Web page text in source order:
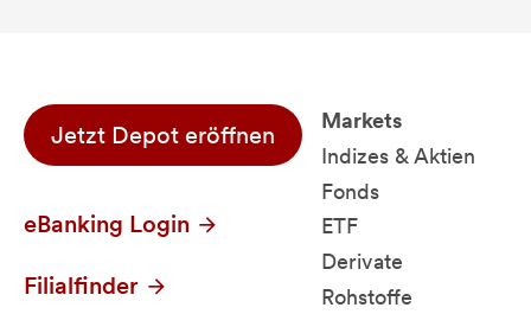
Jetzt Depot eröffnen
eBanking Login
Filialfinder
Markets
Indizes & Aktien
Fonds
ETF
Derivate
Rohstoffe